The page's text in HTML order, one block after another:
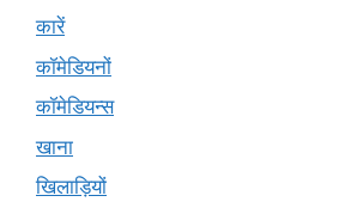
कारें
कॉमेडियनों
कॉमेडियन्स
खाना
खिलाड़ियों